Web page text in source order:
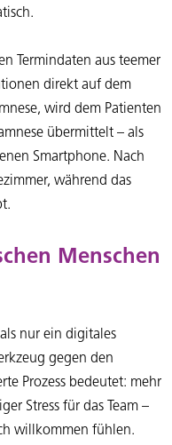
Termindaten aus teemer
direkt auf dem
wird dem Patienten
übermittelt – als
Smartphone. Nach
während das
Menschen
nur ein digitales
gegen den
Prozess bedeutet: mehr
Stress für das Team –
willkommen fühlen.